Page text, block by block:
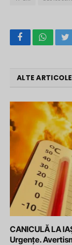
Facebook
ALTE ARTICOLE
CANICULĂ LA
Urgențe.